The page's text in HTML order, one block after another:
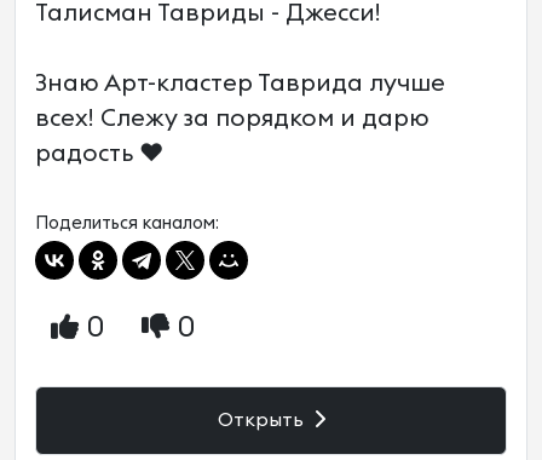
Талисман Тавриды - Джесси!
Знаю Арт-кластер Таврида лучше
всех! Слежу за порядком и дарю
радость ❤️
Поделиться каналом:
0 0
Открыть